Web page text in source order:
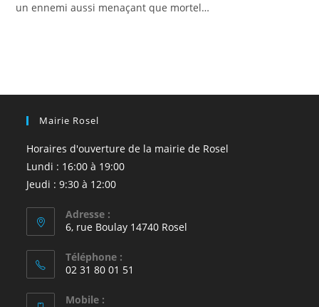
un ennemi aussi menaçant que mortel…
Mairie Rosel
Horaires d'ouverture de la mairie de Rosel
Lundi : 16:00 à 19:00
Jeudi : 9:30 à 12:00
Adresse :
6, rue Boulay 14740 Rosel
Téléphone :
02 31 80 01 51
Mobile :